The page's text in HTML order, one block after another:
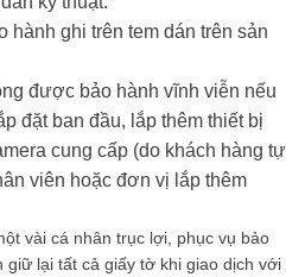
hành ghi trên tem dán trên sản
được bảo hành vĩnh viễn nếu
đặt ban đầu, lắp thêm thiết bị
cung cấp (do khách hàng tự
viên hoặc đơn vị lắp thêm
vài cá nhân trục lợi, phục vụ bảo
giữ lại tất cả giấy tờ khi giao dịch với